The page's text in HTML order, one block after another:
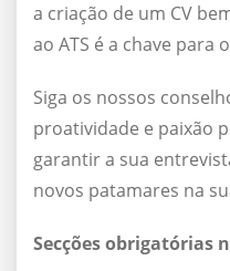
a criação de um CV
ao ATS é a chave para
Siga os nossos
proatividade e paixão
garantir a sua
novos patamares na
Secções obrigatórias